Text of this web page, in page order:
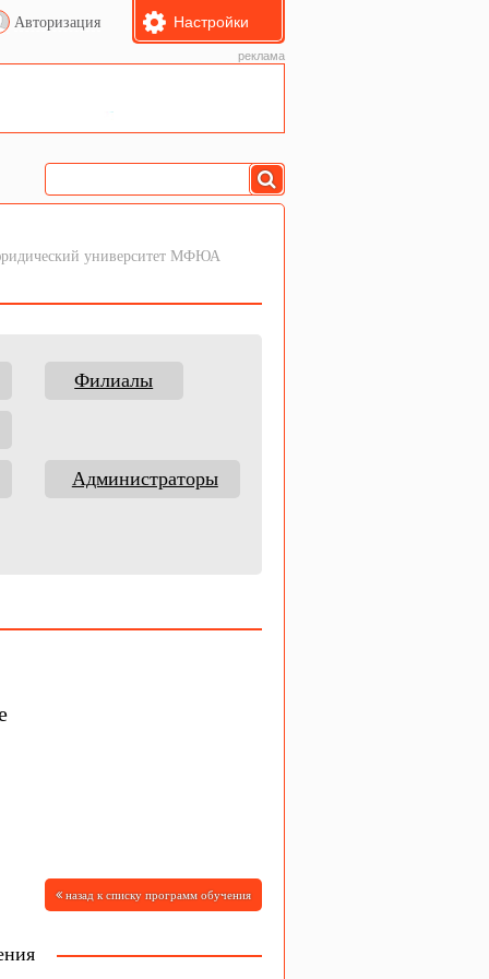
Авторизация Настройки
реклама
университет МФЮА
Филиалы
Администраторы
назад к списку программ обучения